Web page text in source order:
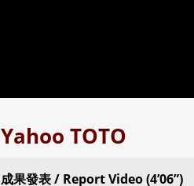
Yahoo TOTO
成果發表 / Report Video (4’06”)